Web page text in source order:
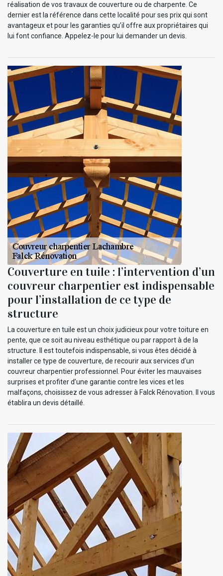
réalisation de vos travaux de couverture ou de charpente. Ce
dernier est la référence dans cette localité pour ses prix qui sont
avantageux et pour les garanties qu’il offre aux propriétaires qui
lui font confiance. Appelez-le pour lui demander un devis.
Couverture en tuile : l’intervention d’un
couvreur charpentier est indispensable
pour l’installation de ce type de
structure
La couverture en tuile est un choix judicieux pour votre toiture en
pente, que ce soit au niveau esthétique ou par rapport à de la
structure. Il est toutefois indispensable, si vous êtes décidé à
installer ce type de couverture, de recourir aux services d’un
couvreur charpentier professionnel. Pour éviter les mauvaises
surprises et profiter d’une garantie contre les vices et les
malfaçons, choisissez de vous adresser à Falck Rénovation. Il vous
établira un devis détaillé.